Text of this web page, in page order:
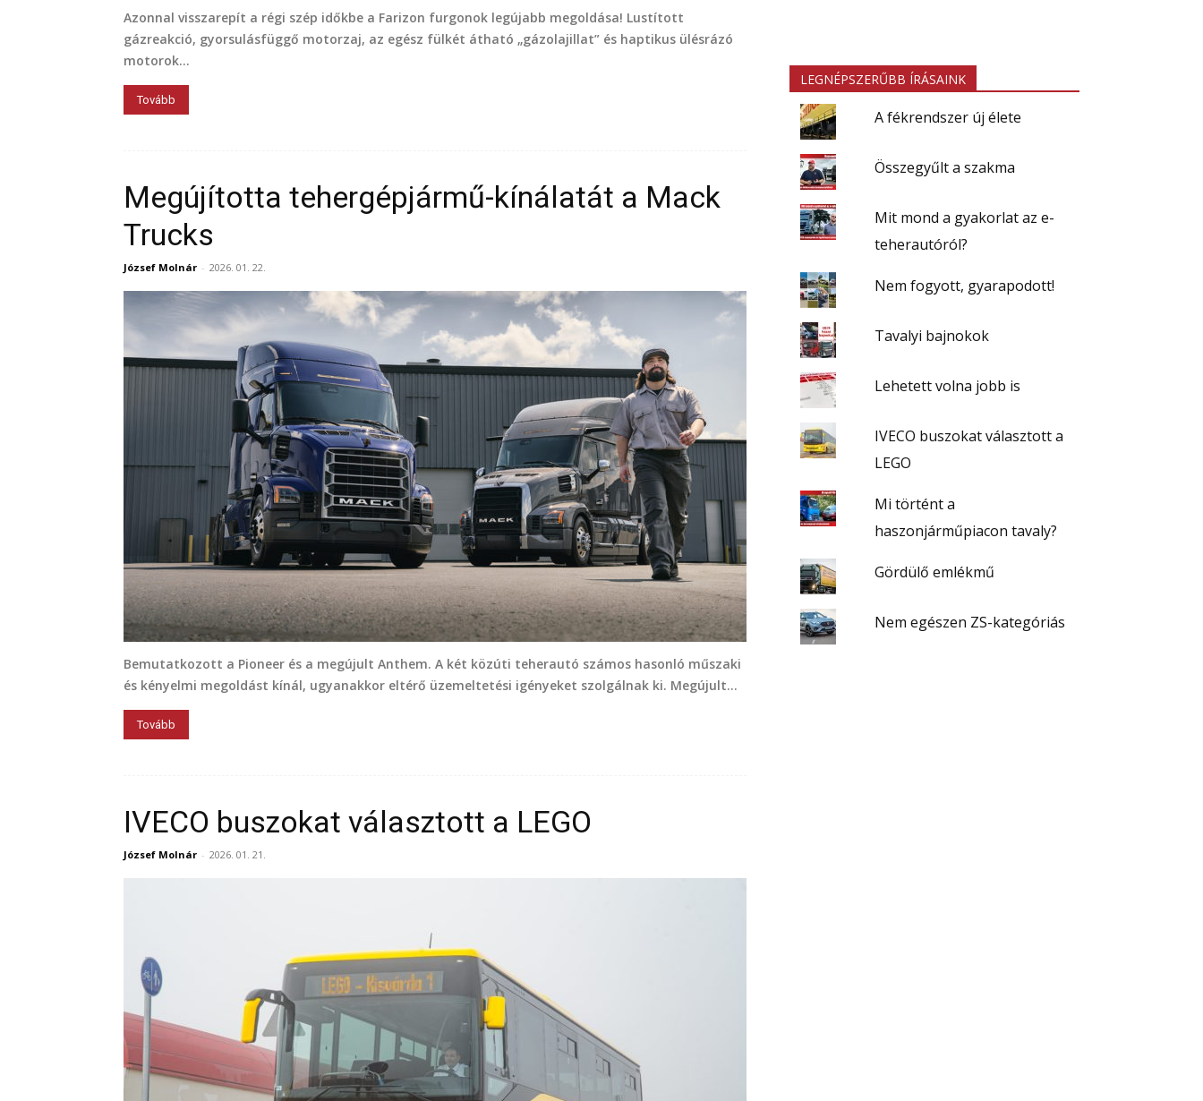
Azonnal visszarepít a régi szép időkbe a Farizon furgonok legújabb megoldása! Lustított
gázreakció, gyorsulásfüggő motorzaj, az egész fülkét átható „gázolajillat” és haptikus ülésrázó
motorok...
Tovább
Megújította tehergépjármű-kínálatát a Mack
Trucks
József Molnár - 2026. 01. 22.
Bemutatkozott a Pioneer és a megújult Anthem. A két közúti teherautó számos hasonló műszaki
és kényelmi megoldást kínál, ugyanakkor eltérő üzemeltetési igényeket szolgálnak ki. Megújult...
Tovább
IVECO buszokat választott a LEGO
József Molnár - 2026. 01. 21.
LEGNÉPSZERŰBB ÍRÁSAINK
A fékrendszer új élete
Összegyűlt a szakma
Mit mond a gyakorlat az e-
teherautóról?
Nem fogyott, gyarapodott!
Tavalyi bajnokok
Lehetett volna jobb is
IVECO buszokat választott a
LEGO
Mi történt a
haszonjárműpiacon tavaly?
Gördülő emlékmű
Nem egészen ZS-kategóriás